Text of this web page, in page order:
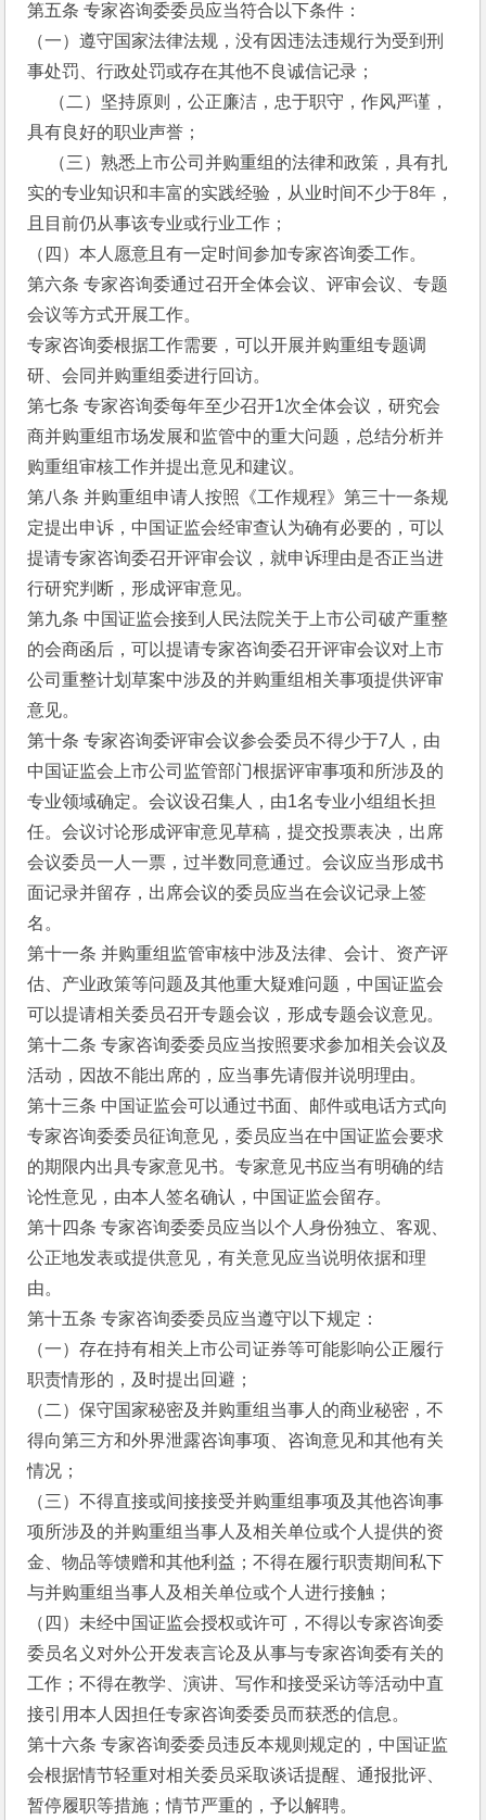
第五条 专家咨询委委员应当符合以下条件：
（一）遵守国家法律法规，没有因违法违规行为受到刑
事处罚、行政处罚或存在其他不良诚信记录；
（二）坚持原则，公正廉洁，忠于职守，作风严谨，
具有良好的职业声誉；
（三）熟悉上市公司并购重组的法律和政策，具有扎
实的专业知识和丰富的实践经验，从业时间不少于8年，
且目前仍从事该专业或行业工作；
（四）本人愿意且有一定时间参加专家咨询委工作。
第六条 专家咨询委通过召开全体会议、评审会议、专题
会议等方式开展工作。
专家咨询委根据工作需要，可以开展并购重组专题调
研、会同并购重组委进行回访。
第七条 专家咨询委每年至少召开1次全体会议，研究会
商并购重组市场发展和监管中的重大问题，总结分析并
购重组审核工作并提出意见和建议。
第八条 并购重组申请人按照《工作规程》第三十一条规
定提出申诉，中国证监会经审查认为确有必要的，可以
提请专家咨询委召开评审会议，就申诉理由是否正当进
行研究判断，形成评审意见。
第九条 中国证监会接到人民法院关于上市公司破产重整
的会商函后，可以提请专家咨询委召开评审会议对上市
公司重整计划草案中涉及的并购重组相关事项提供评审
意见。
第十条 专家咨询委评审会议参会委员不得少于7人，由
中国证监会上市公司监管部门根据评审事项和所涉及的
专业领域确定。会议设召集人，由1名专业小组组长担
任。会议讨论形成评审意见草稿，提交投票表决，出席
会议委员一人一票，过半数同意通过。会议应当形成书
面记录并留存，出席会议的委员应当在会议记录上签
名。
第十一条 并购重组监管审核中涉及法律、会计、资产评
估、产业政策等问题及其他重大疑难问题，中国证监会
可以提请相关委员召开专题会议，形成专题会议意见。
第十二条 专家咨询委委员应当按照要求参加相关会议及
活动，因故不能出席的，应当事先请假并说明理由。
第十三条 中国证监会可以通过书面、邮件或电话方式向
专家咨询委委员征询意见，委员应当在中国证监会要求
的期限内出具专家意见书。专家意见书应当有明确的结
论性意见，由本人签名确认，中国证监会留存。
第十四条 专家咨询委委员应当以个人身份独立、客观、
公正地发表或提供意见，有关意见应当说明依据和理
由。
第十五条 专家咨询委委员应当遵守以下规定：
（一）存在持有相关上市公司证券等可能影响公正履行
职责情形的，及时提出回避；
（二）保守国家秘密及并购重组当事人的商业秘密，不
得向第三方和外界泄露咨询事项、咨询意见和其他有关
情况；
（三）不得直接或间接接受并购重组事项及其他咨询事
项所涉及的并购重组当事人及相关单位或个人提供的资
金、物品等馈赠和其他利益；不得在履行职责期间私下
与并购重组当事人及相关单位或个人进行接触；
（四）未经中国证监会授权或许可，不得以专家咨询委
委员名义对外公开发表言论及从事与专家咨询委有关的
工作；不得在教学、演讲、写作和接受采访等活动中直
接引用本人因担任专家咨询委委员而获悉的信息。
第十六条 专家咨询委委员违反本规则规定的，中国证监
会根据情节轻重对相关委员采取谈话提醒、通报批评、
暂停履职等措施；情节严重的，予以解聘。